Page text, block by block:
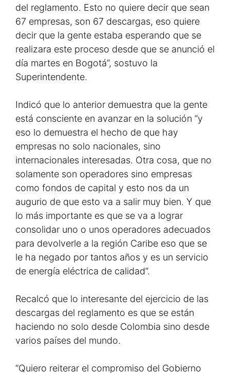
del reglamento. Esto no quiere decir que sean
67 empresas, son 67 descargas, eso quiere
decir que la gente estaba esperando que se
realizara este proceso desde que se anunció el
día martes en Bogotá”, sostuvo la
Superintendente.
Indicó que lo anterior demuestra que la gente
está consciente en avanzar en la solución “y
eso lo demuestra el hecho de que hay
empresas no solo nacionales, sino
internacionales interesadas. Otra cosa, que no
solamente son operadores sino empresas
como fondos de capital y esto nos da un
augurio de que esto va a salir muy bien. Y que
lo más importante es que se va a lograr
consolidar uno o unos operadores adecuados
para devolverle a la región Caribe eso que se
le ha negado por tantos años y es un servicio
de energía eléctrica de calidad”.
Recalcó que lo interesante del ejercicio de las
descargas del reglamento es que se están
haciendo no solo desde Colombia sino desde
varios países del mundo.
“Quiero reiterar el compromiso del Gobierno